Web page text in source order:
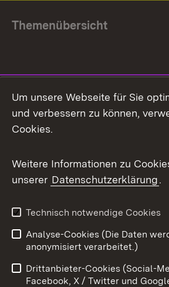
Themenübersicht
Facebook
X / Twitter
Youtube
Impressum
Kontakt
Barrierefreiheit
Um unsere Webseite für Sie
und verbessern zu können,
Cookies.
Weitere Informationen zu
unserer Datenschutzerklärung.
Technisch notwendige Cookies
Analyse-Cookies (Die Daten
anonymisiert verarbeitet.)
Drittanbieter-Cookies (Social-
Facebook, X / Twitter und